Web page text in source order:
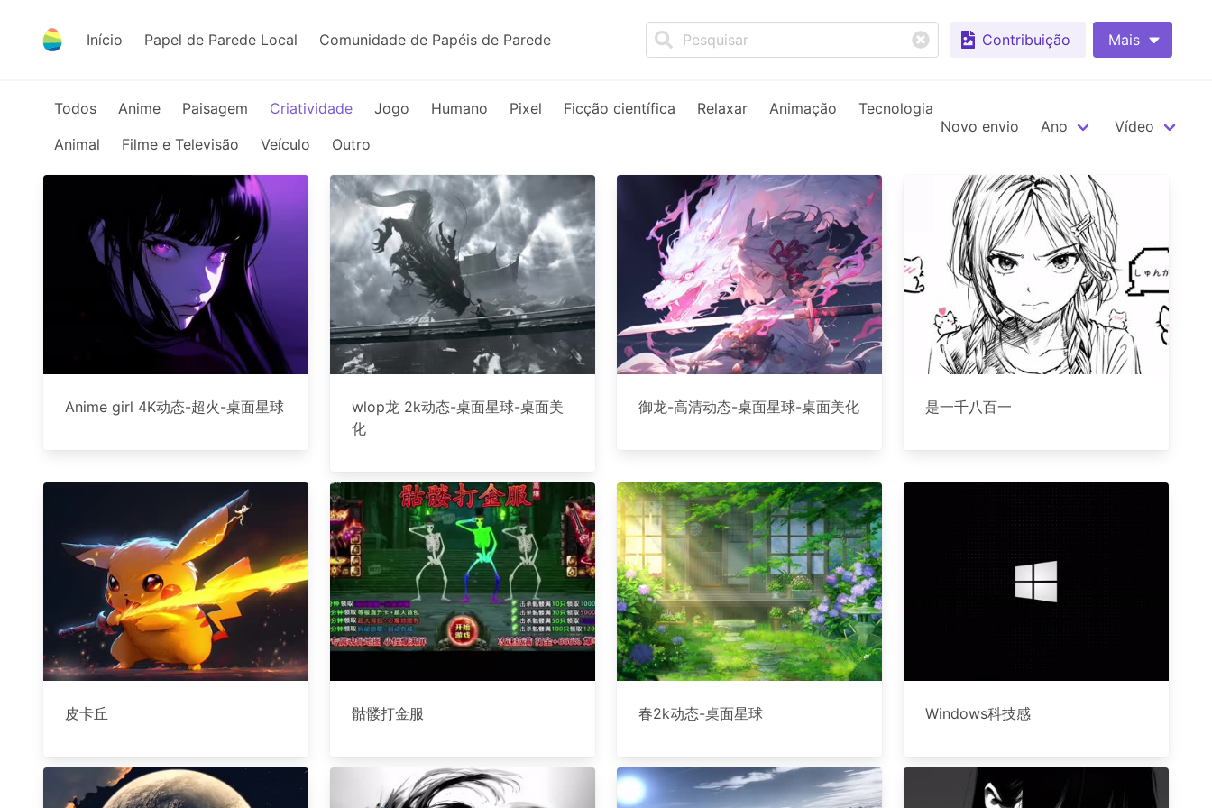
Início Papel de Parede Local Comunidade de Papéis de Parede Contribuição Mais
Todos Anime Paisagem Criatividade Jogo Humano Pixel Ficção científica Relaxar Animação
Tecnologia
Animal
Filme e Televisão Veículo Outro
Novo envio Ano Vídeo
Anime girl 4K动态-超火-桌面星球
wlop龙 2k动态-桌面星球-桌面美
化
御龙-高清动态-桌面星球-桌面美化 是一千八百一
皮卡丘 骷髅打金服 春2k动态-桌面星球 Windows科技感